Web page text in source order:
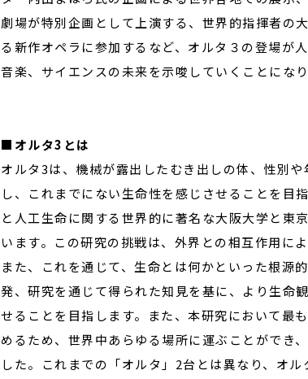
劇場が特別企画として上演する、世界的指揮者の
る新作オペラに参加するなど、オルタ３の登場が
音楽、サイエンスの未来を示唆していくことになり
■オルタ3とは
オルタ3は、機械が露出したむき出しの体、性別
し、これまでにない生命性を感じさせることを目
と人工生命に関する世界的に著名な大阪大学と東
います。この研究の挑戦は、外界との相互作用に
また、これを通じて、生命とは何かといった根源
発、研究を通じて得られた知見を基に、より生命
せることを目指します。また、本研究において最
めるため、世界中あらゆる場所に運ぶことができ
した。これまでの「オルタ」2台とは異なり、オ